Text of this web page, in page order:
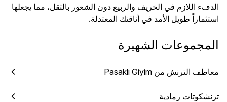
الدفء اللازم في الخريف والربيع دون الشعور بالثقل، مما يجعلها
استثماراً طويل الأمد في أناقتك المعتدلة.
المجموعات الشهيرة
معاطف الترنش من Pasaklı Giyim
ترنشكوتات رمادية